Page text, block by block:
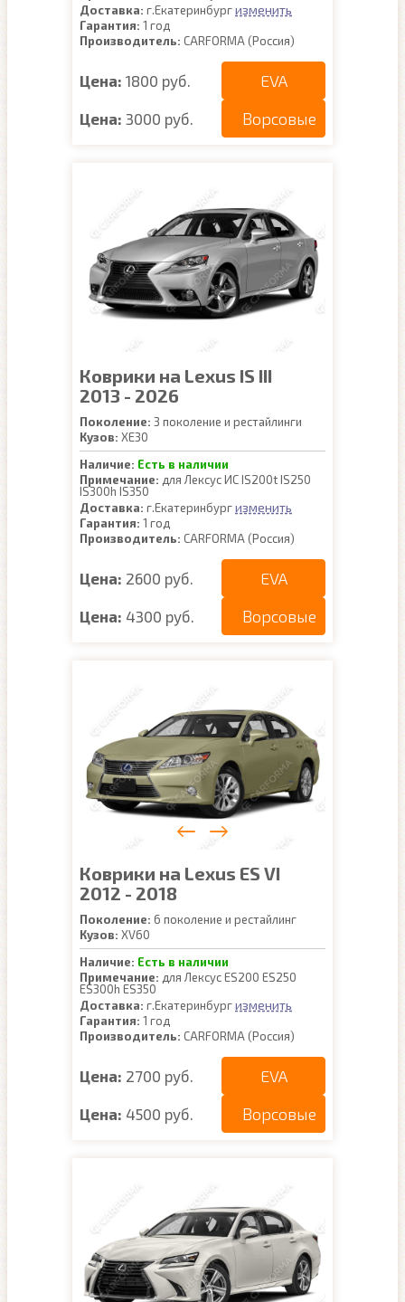
Доставка: г.Екатеринбургизменить
Гарантия: 1 год
Производитель: CARFORMA (Россия)
Цена: 1800 руб. EVA
Цена: 3000 руб. Ворсовые
Коврики на Lexus IS III
2013 - 2026
Поколение: 3 поколение и рестайлинги
Кузов: XE30
Наличие: Есть в наличии
Примечание: для Лексус ИС IS200t IS250
IS300h IS350
Доставка: г.Екатеринбургизменить
Гарантия: 1 год
Производитель: CARFORMA (Россия)
Цена: 2600 руб. EVA
Цена: 4300 руб. Ворсовые
Коврики на Lexus ES VI
2012 - 2018
Поколение: 6 поколение и рестайлинг
Кузов: XV60
Наличие: Есть в наличии
Примечание: для Лексус ES200 ES250
ES300h ES350
Доставка: г.Екатеринбургизменить
Гарантия: 1 год
Производитель: CARFORMA (Россия)
Цена: 2700 руб. EVA
Цена: 4500 руб. Ворсовые